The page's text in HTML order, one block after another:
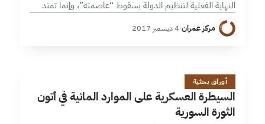
النهاية الفعلية لتنظيم الدولة بسقوط “عاصمته”، وإنما تمتد
أهميته لتشمل تحديد مصير طموحات حزب “الاتحاد
الديمقراطي” (PYD) في سورية.…
مركز عمران·4 ديسمبر 2017
ا
23 دقائق
أوراق بحثية
السيطرة العسكرية على الموارد المائية في أتون
الثورة السورية